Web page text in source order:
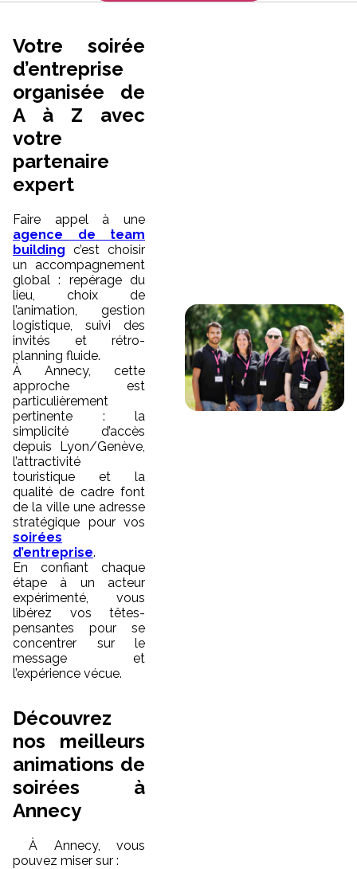
Votre soirée
d’entreprise
organisée de
A à Z avec
votre
partenaire
expert
Faire appel à une
agence de team
building c’est choisir
un accompagnement
global : repérage du
lieu, choix de
l’animation, gestion
logistique, suivi des
invités et rétro-
planning fluide.
À Annecy, cette
approche est
particulièrement
pertinente : la
simplicité d’accès
depuis Lyon/Genève,
l’attractivité
touristique et la
qualité de cadre font
de la ville une adresse
stratégique pour vos
soirées
d’entreprise.
En confiant chaque
étape à un acteur
expérimenté, vous
libérez vos têtes-
pensantes pour se
concentrer sur le
message et
l’expérience vécue.
Découvrez
nos meilleurs
animations de
soirées à
Annecy
À Annecy, vous
pouvez miser sur :